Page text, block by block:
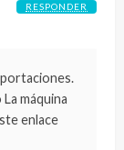
máquina
enlace
RESPONDER